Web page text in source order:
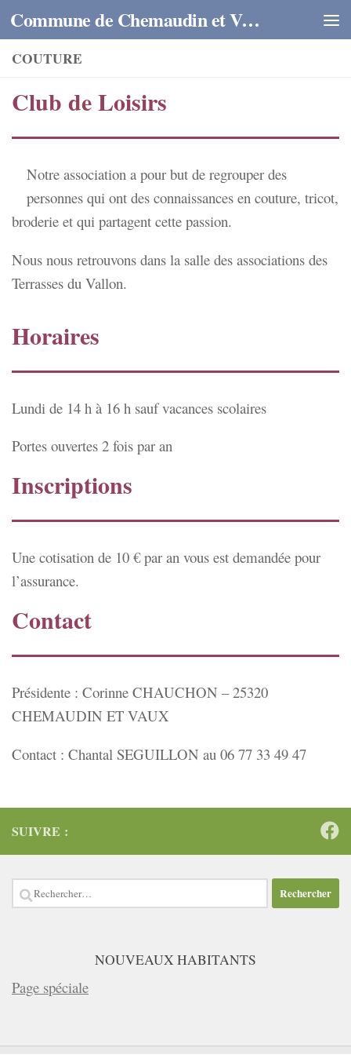
Skip to content Commune de Chemaudin et Vaux
COUTURE
Club de Loisirs
Notre association a pour but de regrouper des
personnes qui ont des connaissances en couture, tricot,
broderie et qui partagent cette passion.
Nous nous retrouvons dans la salle des associations des
Terrasses du Vallon.
Horaires
Lundi de 14 h à 16 h sauf vacances scolaires
Portes ouvertes 2 fois par an
Inscriptions
Une cotisation de 10 € par an vous est demandée pour
l’assurance.
Contact
Présidente : Corinne CHAUCHON – 25320
CHEMAUDIN ET VAUX
Contact : Chantal SEGUILLON au 06 77 33 49 47
SUIVRE :
Rechercher :
NOUVEAUX HABITANTS
Page spéciale